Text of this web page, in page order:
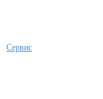
Сервис